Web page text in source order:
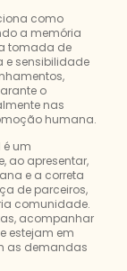
como
a memória
tomada de
e sensibilidade
o
nas
humana.
um
ao apresentar,
e a correta
de parceiros,
comunidade.
acompanhar
estejam em
as demandas